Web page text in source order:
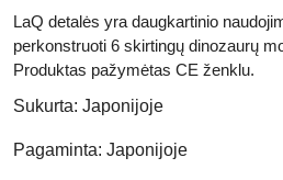
LaQ detalės yra daugkartinio
perkonstruoti 6 skirtingų dinozaurų
Produktas pažymėtas CE ženklu.
Sukurta: Japonijoje
Pagaminta: Japonijoje